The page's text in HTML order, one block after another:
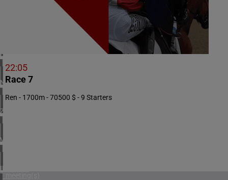
DENEMARKEN
1 meeting(s)
NOORWEGEN
1 meeting(s)
ZUID-AFRIKA
1 meeting(s)
VERENIGD KONINKRIJK
2 meeting(s)
IERLAND
1 meeting(s)
22:05
Race 7
Ren - 1700m - 70500 $ - 9 Starters